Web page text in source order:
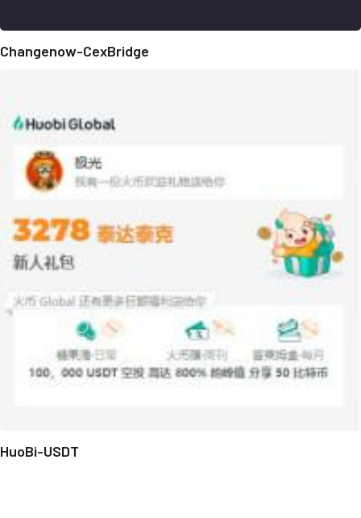
Changenow-CexBridge
HuoBi-USDT